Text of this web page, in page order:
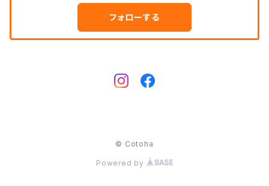
フォローする
© Cotoha
Powered by